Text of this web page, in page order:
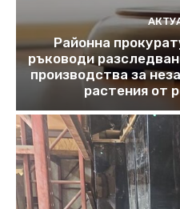
Районна
ръководи
производства за
растения от